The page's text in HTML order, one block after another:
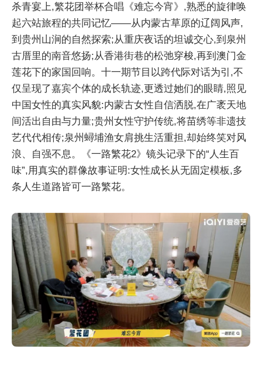
杀青宴上,繁花团举杯合唱《难忘今宵》,熟悉的旋律唤
起六站旅程的共同记忆——从内蒙古草原的辽阔风声,
到贵州山涧的自然探索;从重庆夜话的坦诚交心,到泉州
古厝里的南音悠扬;从香港街巷的松弛穿梭,再到澳门金
莲花下的家国回响。十一期节目以跨代际对话为引,不
仅呈现了嘉宾个体的成长轨迹,更透过她们的眼睛,照见
中国女性的真实风貌:内蒙古女性自信洒脱,在广袤天地
间活出自由与力量;贵州女性守护传统,将苗绣等非遗技
艺代代相传;泉州蟳埔渔女肩挑生活重担,却始终笑对风
浪、自强不息。《一路繁花2》镜头记录下的“人生百
味”,用真实的群像故事证明:女性成长从无固定模板,多
条人生道路皆可一路繁花。